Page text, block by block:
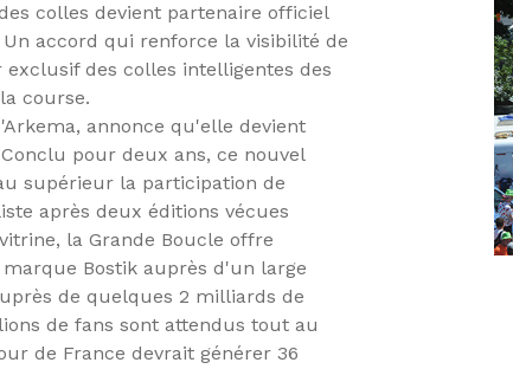
colles devient partenaire officiel
accord qui renforce la visibilité de
des colles intelligentes des
course.
annonce qu'elle devient
pour deux ans, ce nouvel
supérieur la participation de
après deux éditions vécues
la Grande Boucle offre
Bostik auprès d'un large
de quelques 2 milliards de
de fans sont attendus tout au
de France devrait générer 36